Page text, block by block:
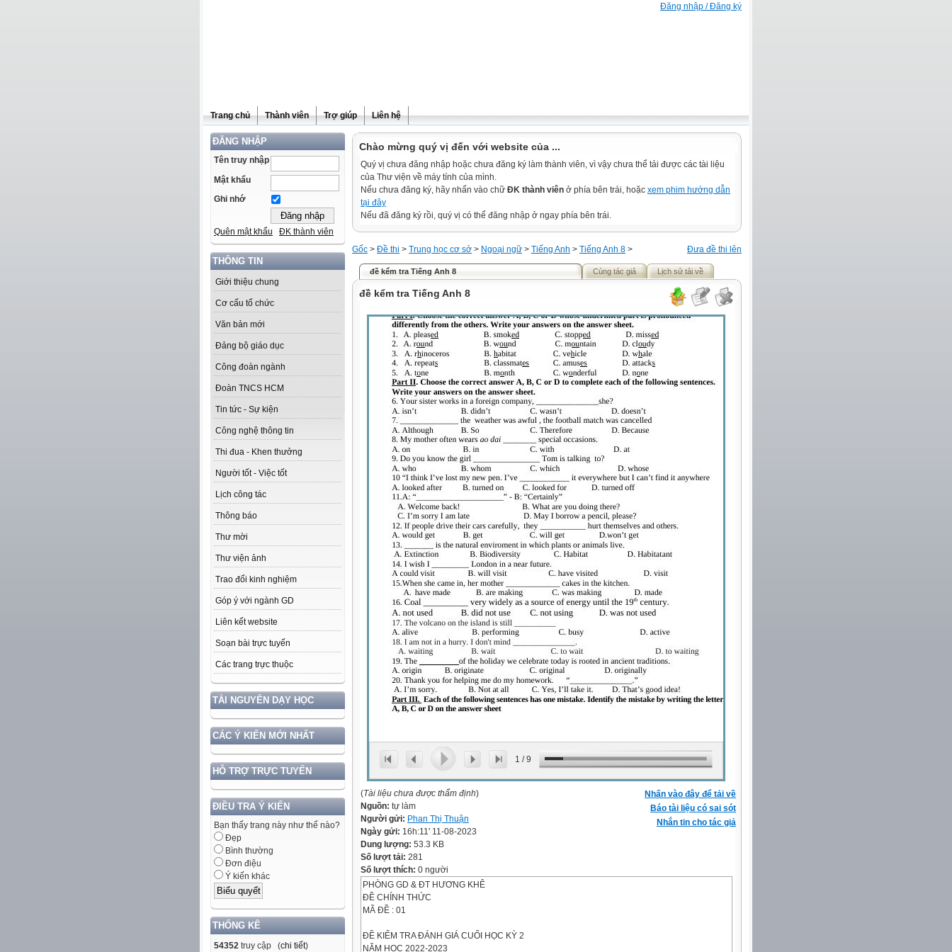
Đăng nhập / Đăng ký
Trang chủ Thành viên Trợ giúp Liên hệ
ĐĂNG NHẬP
Tên truy nhập
Mật khẩu
Ghi nhớ
Quên mật khẩu ĐK thành viên
THÔNG TIN
Giới thiệu chung
Cơ cấu tổ chức
Văn bản mới
Đảng bộ giáo dục
Công đoàn ngành
Đoàn TNCS HCM
Tin tức - Sự kiện
Công nghệ thông tin
Thi đua - Khen thưởng
Người tốt - Việc tốt
Lịch công tác
Thông báo
Thư mời
Thư viện ảnh
Trao đổi kinh nghiệm
Góp ý với ngành GD
Liên kết website
Soạn bài trực tuyến
Các trang trực thuộc
TÀI NGUYÊN DẠY HỌC
CÁC Ý KIẾN MỚI NHẤT
HỖ TRỢ TRỰC TUYẾN
ĐIỀU TRA Ý KIẾN
Bạn thấy trang này như thế nào?
Đẹp
Bình thường
Đơn điệu
Ý kiến khác
THỐNG KÊ
54352 truy cập (chi tiết)
Chào mừng quý vị đến với website của ...
Quý vị chưa đăng nhập hoặc chưa đăng ký làm thành viên, vì vậy chưa thể tải được các tài liệu
của Thư viện về máy tính của mình.
Nếu chưa đăng ký, hãy nhấn vào chữ ĐK thành viên ở phía bên trái, hoặc xem phim hướng dẫn
tại đây
Nếu đã đăng ký rồi, quý vị có thể đăng nhập ở ngay phía bên trái.
Đưa đề thi lên
Gốc > Đề thi > Trung học cơ sở > Ngoại ngữ > Tiếng Anh > Tiếng Anh 8 >
đề kểm tra Tiếng Anh 8 Cùng tác giả Lịch sử tải về
đề kểm tra Tiếng Anh 8
1 /9
Nhấn vào đây để tải về
Báo tài liệu có sai sót
Nhắn tin cho tác giả
(Tài liệu chưa được thẩm định)
Nguồn: tự làm
Người gửi: Phan Thị Thuận
Ngày gửi: 16h:11' 11-08-2023
Dung lượng: 53.3 KB
Số lượt tải: 281
Số lượt thích: 0 người
PHÒNG GD & ĐT HƯƠNG KHÊ
ĐỀ CHÍNH THỨC
MÃ ĐỀ : 01
ĐỀ KIỂM TRA ĐÁNH GIÁ CUỐI HỌC KỲ 2
NĂM HỌC 2022-2023